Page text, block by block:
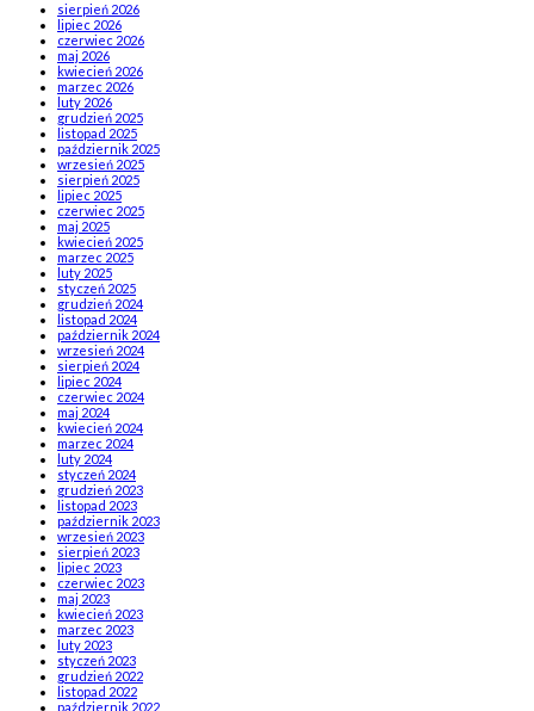
sierpień 2026
lipiec 2026
czerwiec 2026
maj 2026
kwiecień 2026
marzec 2026
luty 2026
grudzień 2025
listopad 2025
październik 2025
wrzesień 2025
sierpień 2025
lipiec 2025
czerwiec 2025
maj 2025
kwiecień 2025
marzec 2025
luty 2025
styczeń 2025
grudzień 2024
listopad 2024
październik 2024
wrzesień 2024
sierpień 2024
lipiec 2024
czerwiec 2024
maj 2024
kwiecień 2024
marzec 2024
luty 2024
styczeń 2024
grudzień 2023
listopad 2023
październik 2023
wrzesień 2023
sierpień 2023
lipiec 2023
czerwiec 2023
maj 2023
kwiecień 2023
marzec 2023
luty 2023
styczeń 2023
grudzień 2022
listopad 2022
październik 2022